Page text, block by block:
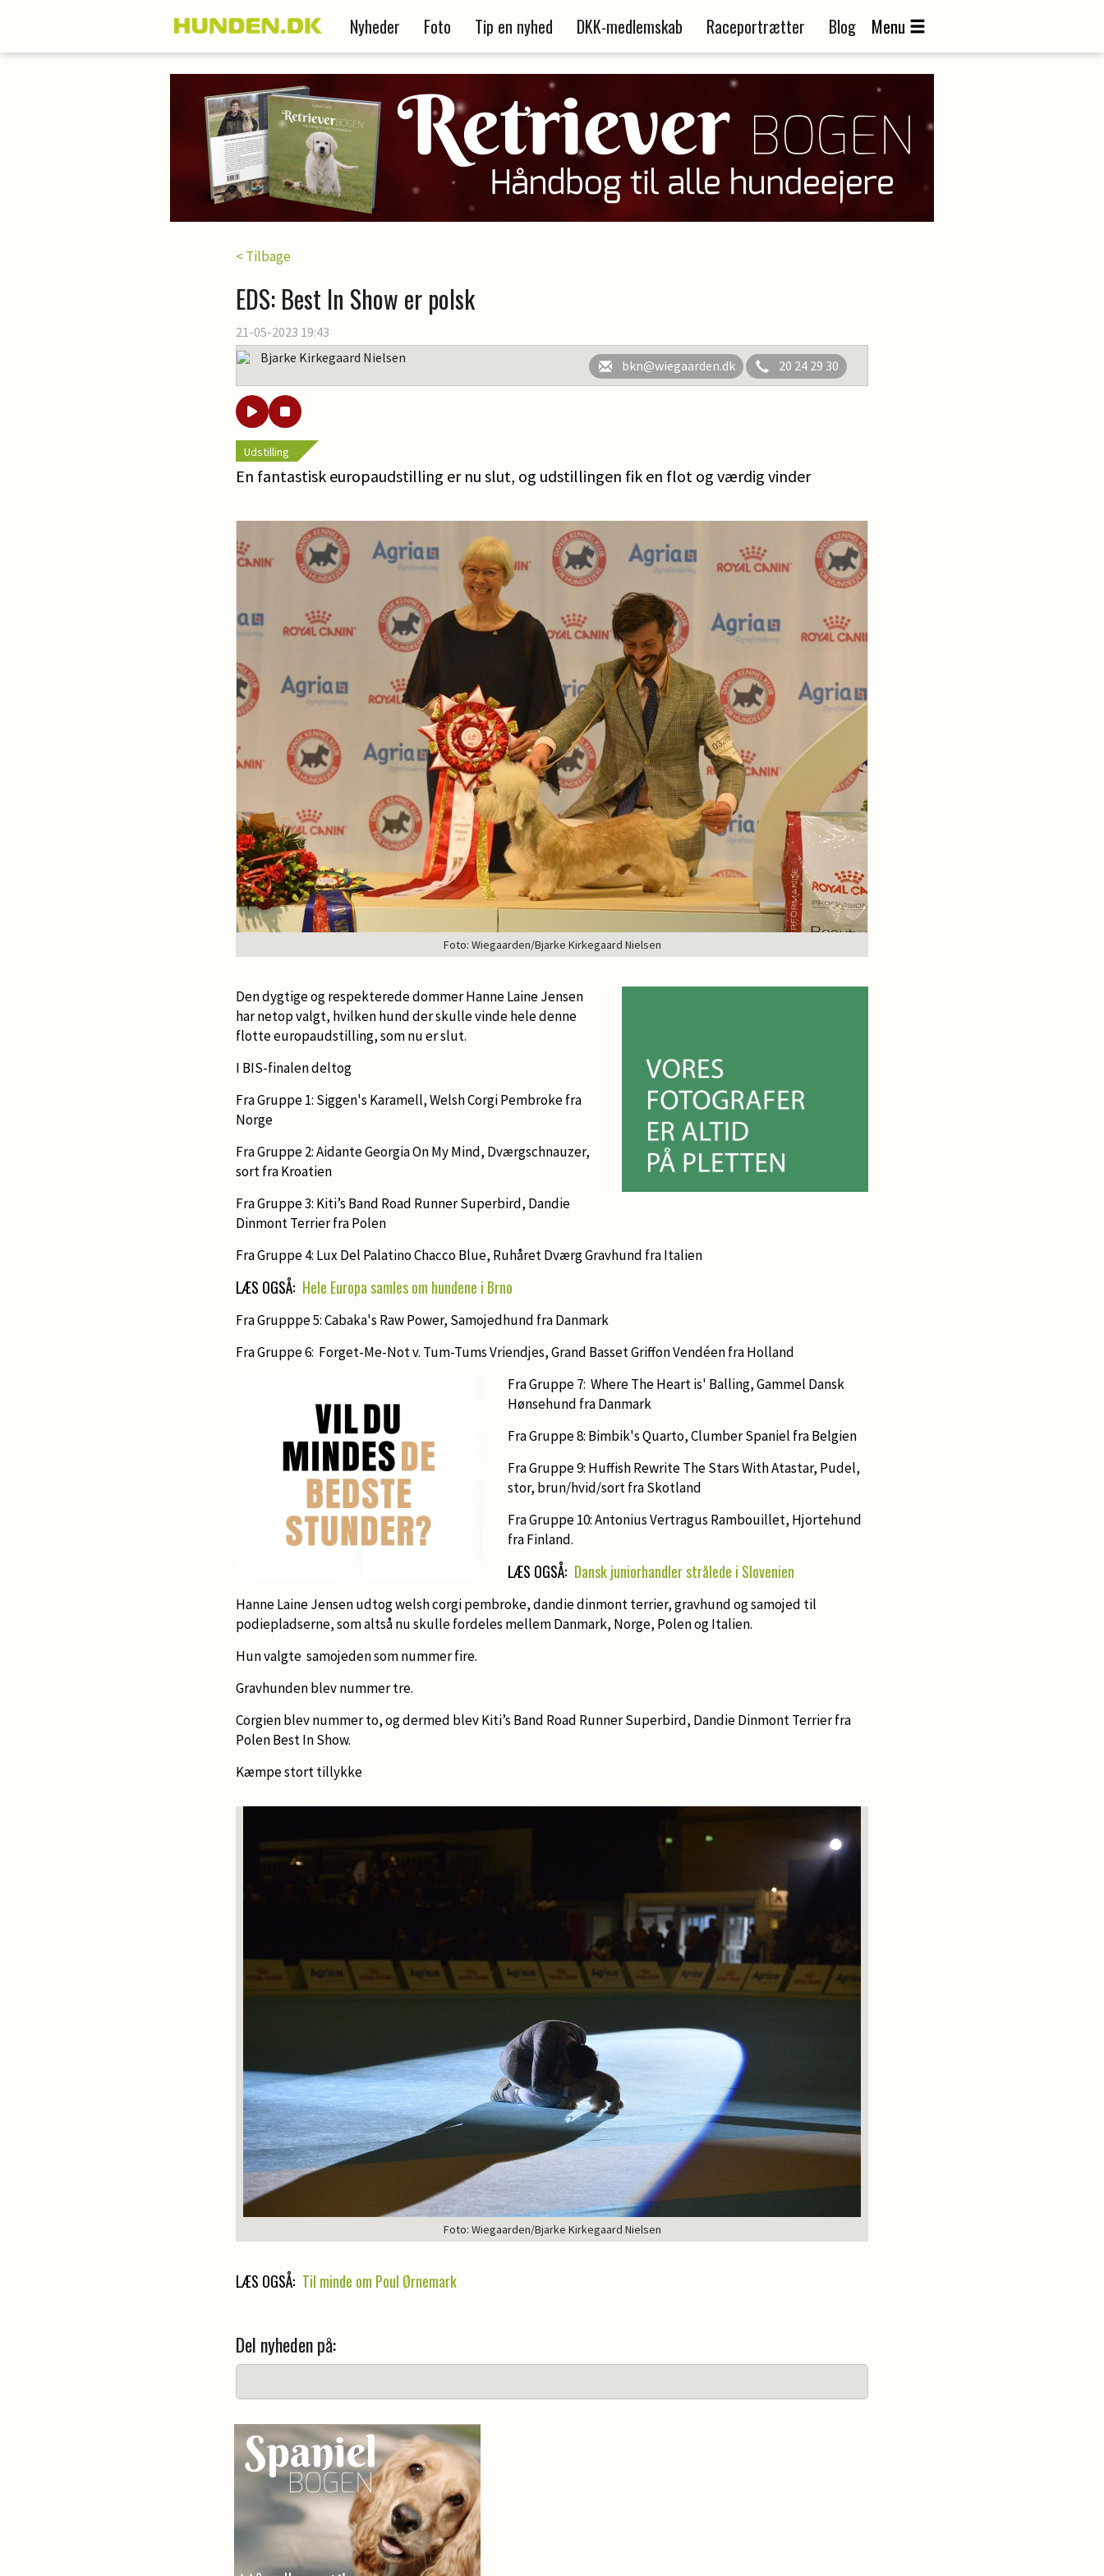
Nyheder Foto Tip en nyhed DKK-medlemskab Raceportrætter Blog Menu
< Tilbage
EDS: Best In Show er polsk
21-05-2023 19:43
Bjarke Kirkegaard Nielsen
bkn@wiegaarden.dk 20 24 29 30
Udstilling
En fantastisk europaudstilling er nu slut, og udstillingen fik en flot og værdig vinder
Foto: Wiegaarden/Bjarke Kirkegaard Nielsen
Den dygtige og respekterede dommer Hanne Laine Jensen
har netop valgt, hvilken hund der skulle vinde hele denne
flotte europaudstilling, som nu er slut.
I BIS-finalen deltog
Fra Gruppe 1: Siggen's Karamell, Welsh Corgi Pembroke fra
Norge
Fra Gruppe 2: Aidante Georgia On My Mind, Dværgschnauzer,
sort fra Kroatien
Fra Gruppe 3: Kiti’s Band Road Runner Superbird, Dandie
Dinmont Terrier fra Polen
Fra Gruppe 4: Lux Del Palatino Chacco Blue, Ruhåret Dværg Gravhund fra Italien
LÆS OGSÅ: Hele Europa samles om hundene i Brno
Fra Grupppe 5: Cabaka's Raw Power, Samojedhund fra Danmark
Fra Gruppe 6: Forget-Me-Not v. Tum-Tums Vriendjes, Grand Basset Griffon Vendéen fra Holland
Fra Gruppe 7: Where The Heart is' Balling, Gammel Dansk
Hønsehund fra Danmark
Fra Gruppe 8: Bimbik's Quarto, Clumber Spaniel fra Belgien
Fra Gruppe 9: Huffish Rewrite The Stars With Atastar, Pudel,
stor, brun/hvid/sort fra Skotland
Fra Gruppe 10: Antonius Vertragus Rambouillet, Hjortehund
fra Finland.
LÆS OGSÅ: Dansk juniorhandler strålede i Slovenien
Hanne Laine Jensen udtog welsh corgi pembroke, dandie dinmont terrier, gravhund og samojed til
podiepladserne, som altså nu skulle fordeles mellem Danmark, Norge, Polen og Italien.
Hun valgte samojeden som nummer fire.
Gravhunden blev nummer tre.
Corgien blev nummer to, og dermed blev Kiti’s Band Road Runner Superbird, Dandie Dinmont Terrier fra
Polen Best In Show.
Kæmpe stort tillykke
Foto: Wiegaarden/Bjarke Kirkegaard Nielsen
LÆS OGSÅ: Til minde om Poul Ørnemark
Del nyheden på: